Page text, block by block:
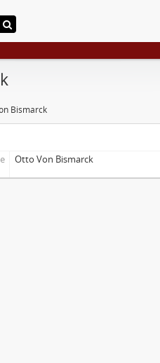
Bismarck
Otto Von Bismarck